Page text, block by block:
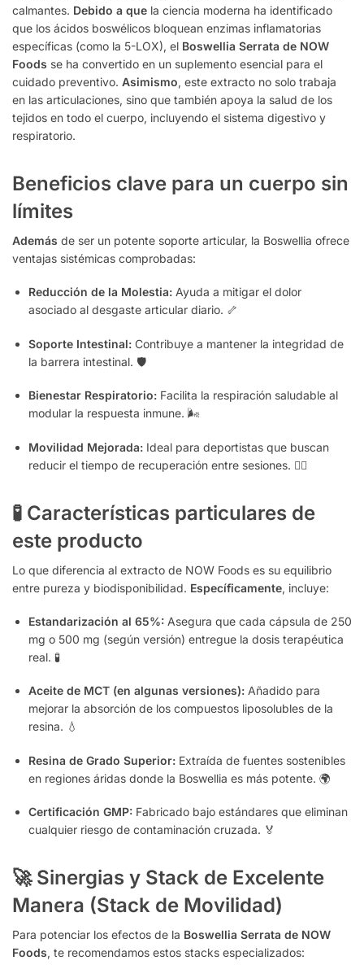
calmantes. Debido a que la ciencia moderna ha identificado
que los ácidos boswélicos bloquean enzimas inflamatorias
específicas (como la 5-LOX), el Boswellia Serrata de NOW
Foods se ha convertido en un suplemento esencial para el
cuidado preventivo. Asimismo, este extracto no solo trabaja
en las articulaciones, sino que también apoya la salud de los
tejidos en todo el cuerpo, incluyendo el sistema digestivo y
respiratorio.
Beneficios clave para un cuerpo sin
límites
Además de ser un potente soporte articular, la Boswellia ofrece
ventajas sistémicas comprobadas:
Reducción de la Molestia: Ayuda a mitigar el dolor
asociado al desgaste articular diario. 🦴
Soporte Intestinal: Contribuye a mantener la integridad de
la barrera intestinal. 🛡️
Bienestar Respiratorio: Facilita la respiración saludable al
modular la respuesta inmune. 🌬️
Movilidad Mejorada: Ideal para deportistas que buscan
reducir el tiempo de recuperación entre sesiones. 🏋️‍♂️
🧪 Características particulares de
este producto
Lo que diferencia al extracto de NOW Foods es su equilibrio
entre pureza y biodisponibilidad. Específicamente, incluye:
Estandarización al 65%: Asegura que cada cápsula de 250
mg o 500 mg (según versión) entregue la dosis terapéutica
real. 🧪
Aceite de MCT (en algunas versiones): Añadido para
mejorar la absorción de los compuestos liposolubles de la
resina. 💧
Resina de Grado Superior: Extraída de fuentes sostenibles
en regiones áridas donde la Boswellia es más potente. 🌍
Certificación GMP: Fabricado bajo estándares que eliminan
cualquier riesgo de contaminación cruzada. 🏅
🚀 Sinergias y Stack de Excelente
Manera (Stack de Movilidad)
Para potenciar los efectos de la Boswellia Serrata de NOW
Foods, te recomendamos estos stacks especializados: